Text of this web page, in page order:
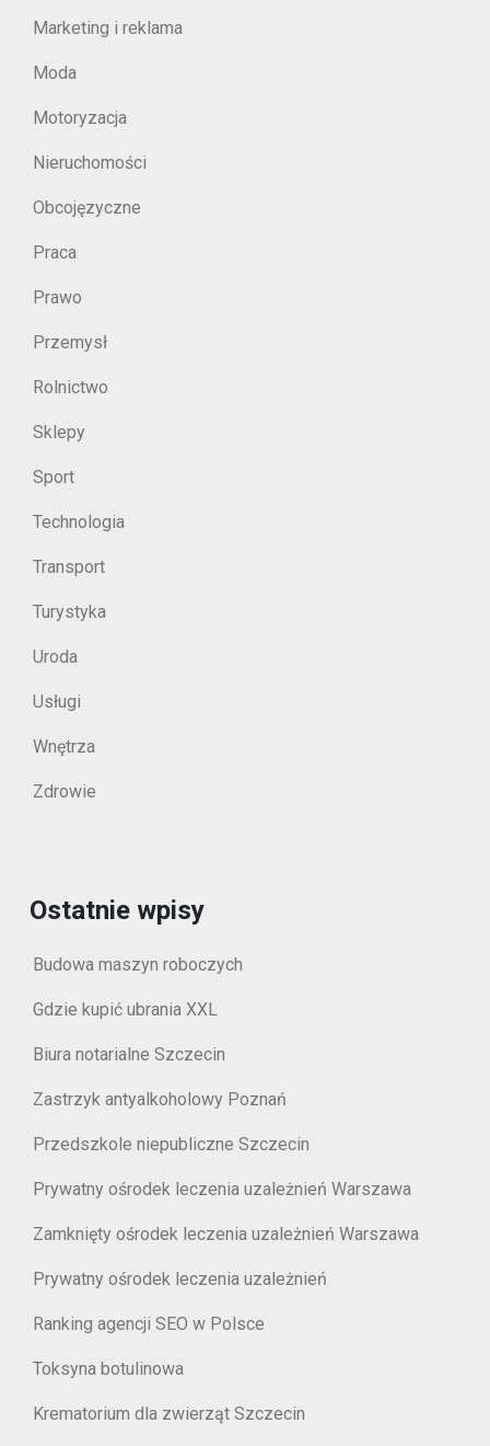
Marketing i reklama
Moda
Motoryzacja
Nieruchomości
Obcojęzyczne
Praca
Prawo
Przemysł
Rolnictwo
Sklepy
Sport
Technologia
Transport
Turystyka
Uroda
Usługi
Wnętrza
Zdrowie
Ostatnie wpisy
Budowa maszyn roboczych
Gdzie kupić ubrania XXL
Biura notarialne Szczecin
Zastrzyk antyalkoholowy Poznań
Przedszkole niepubliczne Szczecin
Prywatny ośrodek leczenia uzależnień Warszawa
Zamknięty ośrodek leczenia uzależnień Warszawa
Prywatny ośrodek leczenia uzależnień
Ranking agencji SEO w Polsce
Toksyna botulinowa
Krematorium dla zwierząt Szczecin